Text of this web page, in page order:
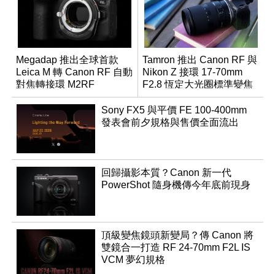
Megadap 推出全球首款
Leica M 轉 Canon RF 自動
對焦轉接環 M2RF
Tamron 推出 Canon RF 與
Nikon Z 接環 17-70mm
F2.8 恆定大光圈標準變焦
鏡
Sony FX5 與平價 FE 100-400mm
發表會前夕規格與售價全面流出
回歸攝影本質？Canon 新一代
PowerShot 隨身機傳今年底前現身
頂級變焦鏡頭新變局？傳 Canon 將
雙鏡合一打造 RF 24-70mm F2L IS
VCM 夢幻規格